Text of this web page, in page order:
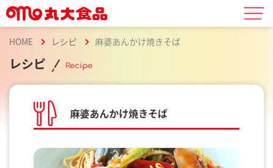
HOME レシピ 麻婆あんかけ焼きそば
レシピ Recipe
麻婆あんかけ焼きそば